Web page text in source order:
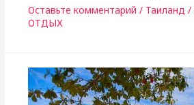
Оставьте комментарий / Таиланд /
ОТДЫХ